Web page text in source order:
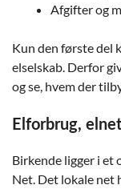
Afgifter og
Kun den første del
elselskab. Derfor
og se, hvem der
Elforbrug,
Birkende ligger i et
Net. Det lokale net